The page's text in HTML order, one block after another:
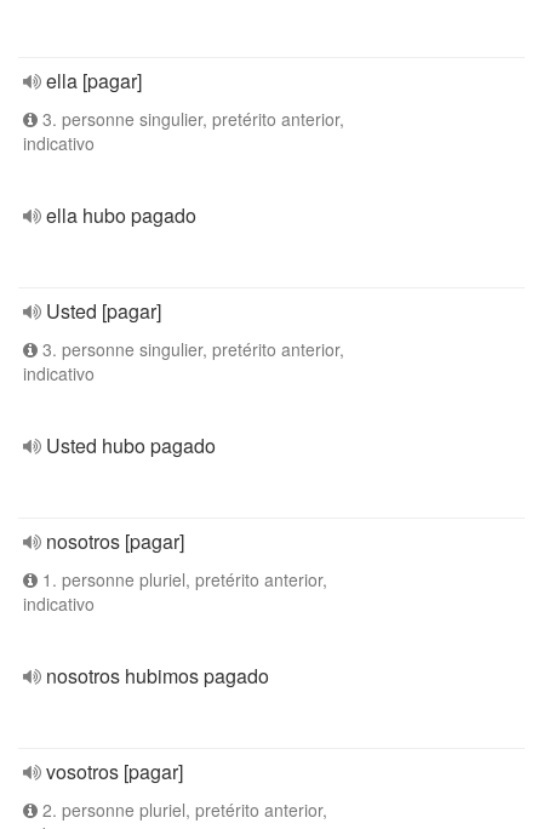
ella [pagar]
3. personne singulier, pretérito anterior,
indicativo
ella hubo pagado
Usted [pagar]
3. personne singulier, pretérito anterior,
indicativo
Usted hubo pagado
nosotros [pagar]
1. personne pluriel, pretérito anterior,
indicativo
nosotros hubimos pagado
vosotros [pagar]
2. personne pluriel, pretérito anterior,